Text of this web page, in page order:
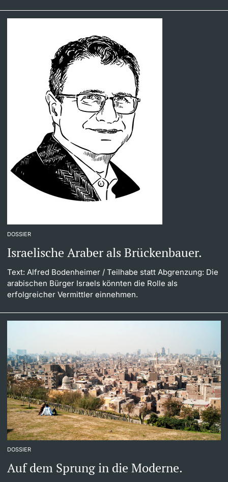
DOSSIER
Israelische Araber als Brückenbauer.
Text: Alfred Bodenheimer / Teilhabe statt Abgrenzung: Die
arabischen Bürger Israels könnten die Rolle als
erfolgreicher Vermittler einnehmen.
DOSSIER
Auf dem Sprung in die Moderne.